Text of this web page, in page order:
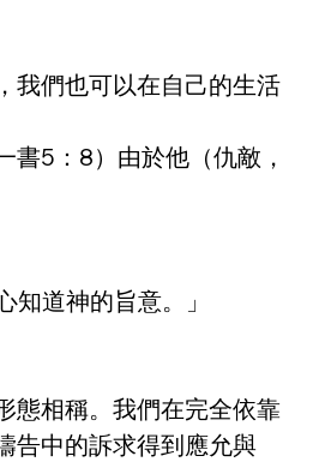
我們也可以在自己的生活
5：8）由於他（仇敵，
道神的旨意。」
態相稱。我們在完全依靠
告中的訴求得到應允與